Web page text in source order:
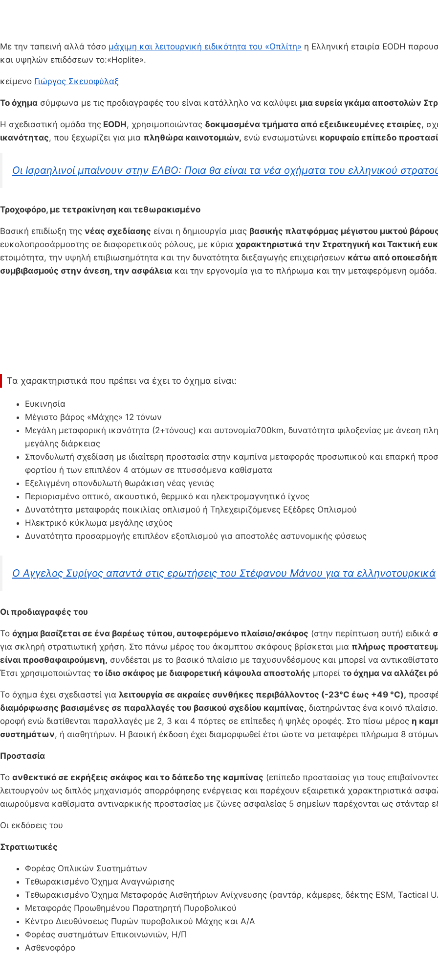
Με την ταπεινή αλλά τόσο μάχιμη και λειτουργική ειδικότητα του «Οπλίτη» η Ελληνική εταιρία EODH
και υψηλών επιδόσεων το:«Hoplite».
κείμενο Γιώργος Σκευοφύλαξ
Το όχημα σύμφωνα με τις προδιαγραφές του είναι κατάλληλο να καλύψει μια ευρεία γκάμα αποστολών
Η σχεδιαστική ομάδα της EODH, χρησιμοποιώντας δοκιμασμένα τμήματα από εξειδικευμένες εταιρίες,
ικανότητας, που ξεχωρίζει για μια πληθώρα καινοτομιών, ενώ ενσωματώνει κορυφαίο επίπεδο
Oι Ισραηλινοί μπαίνουν στην ΕΛΒΟ: Ποια θα είναι τα νέα οχήματα του ελληνικού
Τροχοφόρο, με τετρακίνηση και τεθωρακισμένο
Βασική επιδίωξη της νέας σχεδίασης είναι η δημιουργία μιας βασικής πλατφόρμας μέγιστου μικτού
ευκολοπροσάρμοστης σε διαφορετικούς ρόλους, με κύρια χαρακτηριστικά την Στρατηγική και Τακτική
ετοιμότητα, την υψηλή επιβιωσημότητα και την δυνατότητα διεξαγωγής επιχειρήσεων κάτω από
συμβιβασμούς στην άνεση, την ασφάλεια και την εργονομία για το πλήρωμα και την μεταφερόμενη ομάδα.
Τα χαρακτηριστικά που πρέπει να έχει το όχημα είναι:
Ευκινησία
Μέγιστο βάρος «Μάχης» 12 τόνων
Μεγάλη μεταφορική ικανότητα (2+τόνους) και αυτονομία700km, δυνατότητα φιλοξενίας με άνεση
μεγάλης διάρκειας
Σπονδυλωτή σχεδίαση με ιδιαίτερη προστασία στην καμπίνα μεταφοράς προσωπικού και επαρκή
φορτίου ή των επιπλέον 4 ατόμων σε πτυσσόμενα καθίσματα
Εξελιγμένη σπονδυλωτή θωράκιση νέας γενιάς
Περιορισμένο οπτικό, ακουστικό, θερμικό και ηλεκτρομαγνητικό ίχνος
Δυνατότητα μεταφοράς ποικιλίας οπλισμού ή Τηλεχειριζόμενες Εξέδρες Οπλισμού
Ηλεκτρικό κύκλωμα μεγάλης ισχύος
Δυνατότητα προσαρμογής επιπλέον εξοπλισμού για αποστολές αστυνομικής φύσεως
Ο Αγγελος Συρίγος απαντά στις ερωτήσεις του Στέφανου Μάνου για τα ελληνοτουρκικά
Οι προδιαγραφές του
Το όχημα βασίζεται σε ένα βαρέως τύπου, αυτοφερόμενο πλαίσιο/σκάφος (στην περίπτωση αυτή) ειδικά
για σκληρή στρατιωτική χρήση. Στο πάνω μέρος του άκαμπτου σκάφους βρίσκεται μια πλήρως
είναι προσθαφαιρούμενη, συνδέεται με το βασικό πλαίσιο με ταχυσυνδέσμους και μπορεί να
Έτσι χρησιμοποιώντας το ίδιο σκάφος με διαφορετική κάψουλα αποστολής μπορεί το όχημα να αλλάζει
Το όχημα έχει σχεδιαστεί για λειτουργία σε ακραίες συνθήκες περιβάλλοντος (-23°C έως +49 °C),
διαμόρφωσης βασισμένες σε παραλλαγές του βασικού σχεδίου καμπίνας, διατηρώντας ένα κοινό
οροφή ενώ διατίθενται παραλλαγές με 2, 3 και 4 πόρτες σε επίπεδες ή ψηλές οροφές. Στο πίσω μέρος η
συστημάτων, ή αισθητήρων. Η βασική έκδοση έχει διαμορφωθεί έτσι ώστε να μεταφέρει πλήρωμα 8
Προστασία
Το ανθεκτικό σε εκρήξεις σκάφος και το δάπεδο της καμπίνας (επίπεδο προστασίας για τους
λειτουργούν ως διπλός μηχανισμός απορρόφησης ενέργειας και παρέχουν εξαιρετικά χαρακτηριστικά
αιωρούμενα καθίσματα αντιναρκικής προστασίας με ζώνες ασφαλείας 5 σημείων παρέχονται ως στάνταρ
Οι εκδόσεις του
Στρατιωτικές
Φορέας Οπλικών Συστημάτων
Τεθωρακισμένο Όχημα Αναγνώρισης
Τεθωρακισμένο Όχημα Μεταφοράς Αισθητήρων Ανίχνευσης (ραντάρ, κάμερες, δέκτης ESM, Tactical
Μεταφοράς Προωθημένου Παρατηρητή Πυροβολικού
Κέντρο Διευθύνσεως Πυρών πυροβολικού Μάχης και Α/Α
Φορέας συστημάτων Επικοινωνιών, Η/Π
Ασθενοφόρο